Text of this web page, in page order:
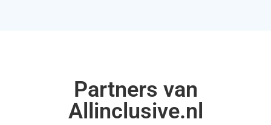
Partners van
Allinclusive.nl